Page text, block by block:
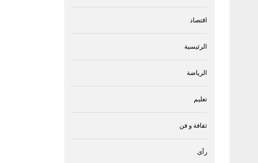
اقتصاد
الرئيسية
الرياضة
تعليم
ثقافة و فن
رأى